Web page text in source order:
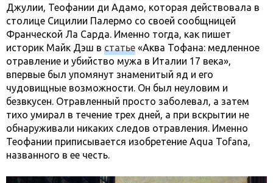
Джулии, Теофании ди Адамо, которая действовала в
столице Сицилии Палермо со своей сообщницей
Франческой Ла Сарда. Именно тогда, как пишет
историк Майк Дэш в статье «Аква Тофана: медленное
отравление и убийство мужа в Италии 17 века»,
впервые был упомянут знаменитый яд и его
чудовищные возможности. Он был неуловим и
безвкусен. Отравленный просто заболевал, а затем
тихо умирал в течение трех дней, а при вскрытии не
обнаруживали никаких следов отравления. Именно
Теофании приписывается изобретение Aqua Tofana,
названного в ее честь.